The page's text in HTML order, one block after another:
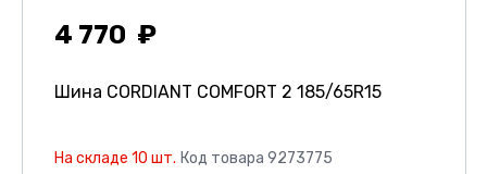
4 770
Шина CORDIANT COMFORT 2 185/65R15
На складе 10 шт. Код товара 9273775